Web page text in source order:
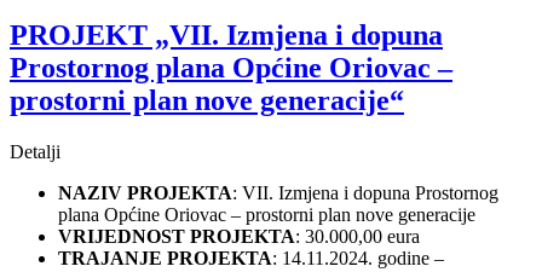
PROJEKT „VII. Izmjena i dopuna
Prostornog plana Općine Oriovac –
prostorni plan nove generacije“
Detalji
NAZIV PROJEKTA: VII. Izmjena i dopuna Prostornog
plana Općine Oriovac – prostorni plan nove generacije
VRIJEDNOST PROJEKTA: 30.000,00 eura
TRAJANJE PROJEKTA: 14.11.2024. godine –